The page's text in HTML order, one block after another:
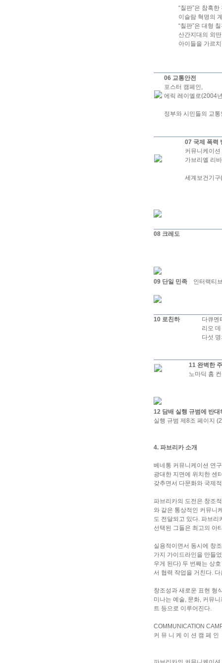
“칠판”은 참혹
이슬람 혁명의
“칠판”은 대형
산간지대의 외
아이들을 가르
06 교통안전
포스터 캠페인,
에릭 레이엘로(2004
정부와 시민들의 교
07 국제 폭력
커뮤니케이션
가브리엘 리
세계보건기
08 크레도
09 단일 민족 인터랙티
10 로친하
다큐멘
리오
다섯
11 완벽한
노마딕 홈
12 담배 실행 규범에 반
실행 규범 제8조 페이지
4. 파브리카 소개
베네통 커뮤니케이션 연
광대한 지면에 위치한 센
갖추면서 다문화와 국제
파브리카의 도전은 창조
와 같은 통상적인 커뮤니
도 전달되고 있다. 파브
선택된 그들은 최고의 아
실용적이면서 동시에 창
가지 가이드라인을 만들
우게 된다) 두 번째는 상
서 협력 작업을 거친다.
창조성과 새로운 표현 형
미나는 예술, 문화, 커뮤
트 등으로 이루어진다.
COMMUNICATION
커 뮤 니 케 이 션 캠 페 인